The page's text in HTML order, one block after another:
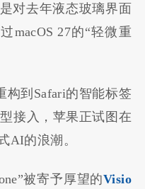
对去年液态玻璃界面
过macOS 27的“轻微重
构到Safari的智能标签
接入，苹果正试图在
AI的浪潮。
被寄予厚望的Visio